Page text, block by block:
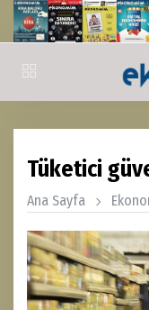
Tüketici
Ana Sayfa